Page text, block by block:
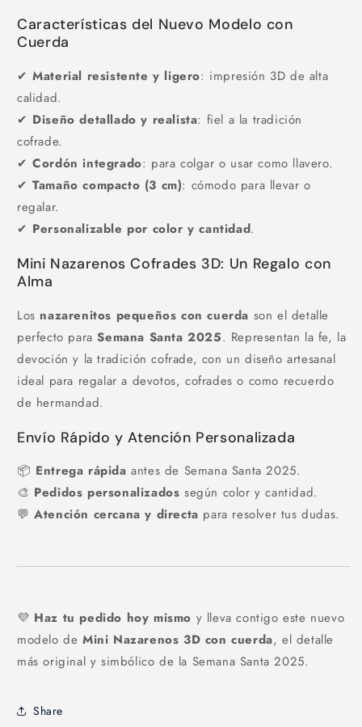
Características del Nuevo Modelo con
Cuerda
✔Material resistente y ligero: impresión 3D de alta
calidad.
✔ Diseño detallado y realista: fiel a la tradición
cofrade.
✔Cordón integrado: para colgar o usar como llavero.
✔Tamaño compacto (3 cm): cómodo para llevar o
regalar.
✔ Personalizable por color y cantidad.
Mini Nazarenos Cofrades 3D: Un Regalo con
Alma
Los nazarenitos pequeños con cuerda son el detalle
perfecto paraSemana Santa 2025. Representan la fe, la
devoción y la tradición cofrade, con un diseño artesanal
ideal para regalar a devotos, cofrades o como recuerdo
de hermandad.
Envío Rápido y Atención Personalizada
📦 Entrega rápida antes de Semana Santa 2025.
🎨 Pedidos personalizados según color y cantidad.
💬Atención cercana y directa para resolver tus dudas.
💜 Haz tu pedido hoy mismo y lleva contigo este nuevo
modelo de Mini Nazarenos 3D con cuerda, el detalle
más original y simbólico de la Semana Santa 2025.
Share